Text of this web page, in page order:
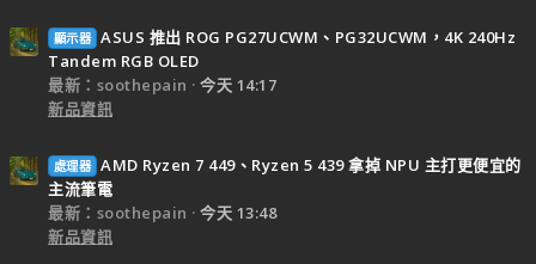
顯示器 ASUS 推出 ROG PG27UCWM、PG32UCWM，4K 240Hz
Tandem RGB OLED
最新：soothepain
今天 14:17
新品資訊
處理器 AMD Ryzen 7 449、Ryzen 5 439 拿掉 NPU 主打更便宜的
主流筆電
最新：soothepain
今天 13:48
新品資訊